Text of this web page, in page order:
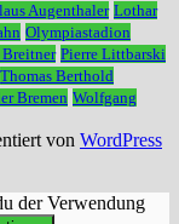
Augenthaler Lothar
Olympiastadion
Breitner Pierre Littbarski
Thomas Berthold
Bremen Wolfgang
von WordPress
der Verwendung